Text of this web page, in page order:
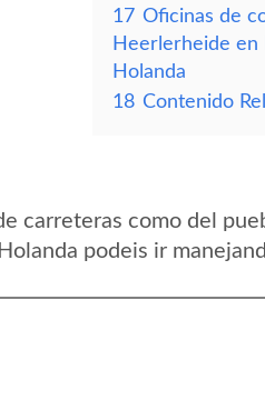
17 Oficinas de
Heerlerheide en
Holanda
18 Contenido
carreteras como del
podeis ir